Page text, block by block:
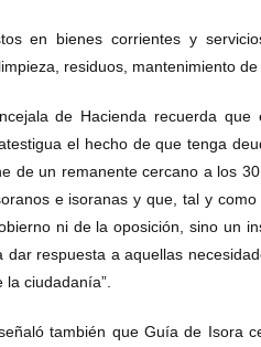
en bienes corrientes y
residuos, mantenimiento
de Hacienda recuerda
el hecho de que tenga
de un remanente cercano a los
e isoranas y que, tal y
ni de la oposición, sino un
dar respuesta a aquellas
la ciudadanía”.
también que Guía de Isora